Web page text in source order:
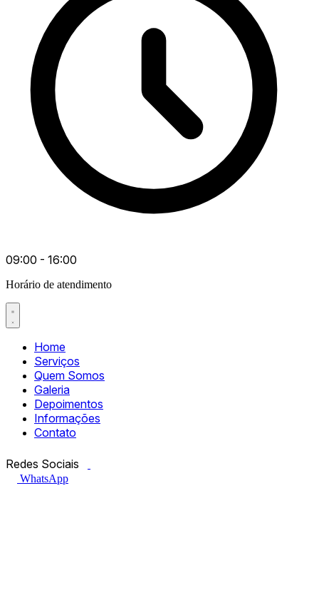
09:00 - 16:00
Horário de atendimento
Home
Serviços
Quem Somos
Galeria
Depoimentos
Informações
Contato
Redes Sociais
WhatsApp